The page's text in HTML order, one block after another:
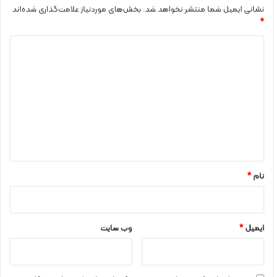
نشانی ایمیل شما منتشر نخواهد شد. بخش‌های موردنیاز علامت‌گذاری شده‌اند
*
نام*
ایمیل* وب‌ سایت